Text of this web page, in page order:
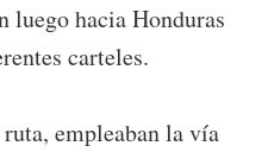
luego hacia Honduras
carteles.
empleaban la vía